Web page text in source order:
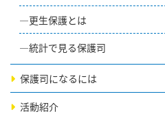
更生保護とは
統計で見る保護司
保護司になるには
活動紹介